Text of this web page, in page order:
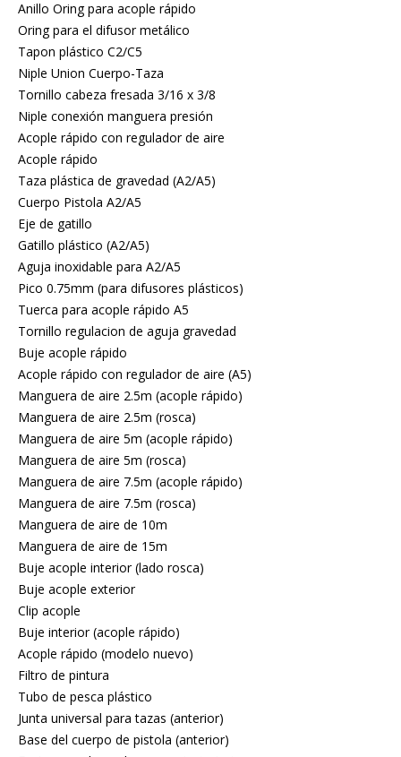
Anillo Oring para acople rápido
Oring para el difusor metálico
Tapon plástico C2/C5
Niple Union Cuerpo-Taza
Tornillo cabeza fresada 3/16 x 3/8
Niple conexión manguera presión
Acople rápido con regulador de aire
Acople rápido
Taza plástica de gravedad (A2/A5)
Cuerpo Pistola A2/A5
Eje de gatillo
Gatillo plástico (A2/A5)
Aguja inoxidable para A2/A5
Pico 0.75mm (para difusores plásticos)
Tuerca para acople rápido A5
Tornillo regulacion de aguja gravedad
Buje acople rápido
Acople rápido con regulador de aire (A5)
Manguera de aire 2.5m (acople rápido)
Manguera de aire 2.5m (rosca)
Manguera de aire 5m (acople rápido)
Manguera de aire 5m (rosca)
Manguera de aire 7.5m (acople rápido)
Manguera de aire 7.5m (rosca)
Manguera de aire de 10m
Manguera de aire de 15m
Buje acople interior (lado rosca)
Buje acople exterior
Clip acople
Buje interior (acople rápido)
Acople rápido (modelo nuevo)
Filtro de pintura
Tubo de pesca plástico
Junta universal para tazas (anterior)
Base del cuerpo de pistola (anterior)